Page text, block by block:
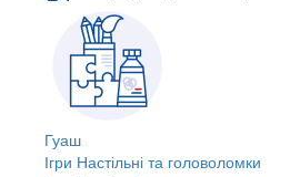
Гуаш
Ігри Настільні та головоломки